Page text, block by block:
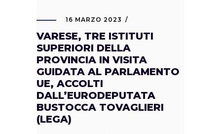
16 MARZO 2023
VARESE, TRE ISTITUTI
SUPERIORI DELLA
PROVINCIA IN VISITA
GUIDATA AL PARLAMENTO
UE, ACCOLTI
DALL’EURODEPUTATA
BUSTOCCA TOVAGLIERI
(LEGA)